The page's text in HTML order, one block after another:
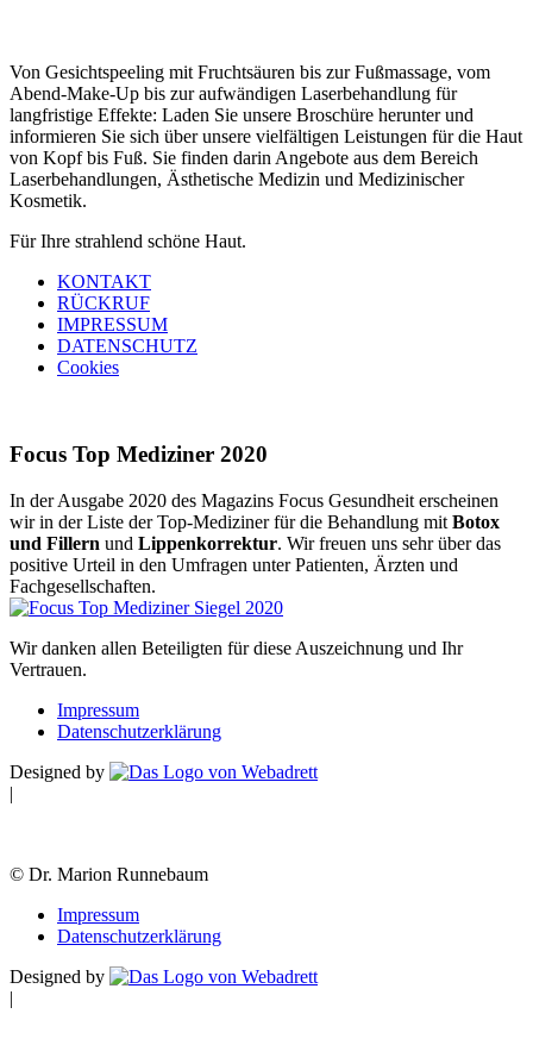
Von Gesichtspeeling mit Fruchtsäuren bis zur Fußmassage, vom
Abend-Make-Up bis zur aufwändigen Laserbehandlung für
langfristige Effekte: Laden Sie unsere Broschüre herunter und
informieren Sie sich über unsere vielfältigen Leistungen für die Haut
von Kopf bis Fuß. Sie finden darin Angebote aus dem Bereich
Laserbehandlungen, Ästhetische Medizin und Medizinischer
Kosmetik.
Für Ihre strahlend schöne Haut.
KONTAKT
RÜCKRUF
IMPRESSUM
DATENSCHUTZ
Cookies
Focus Top Mediziner 2020
In der Ausgabe 2020 des Magazins Focus Gesundheit erscheinen
wir in der Liste der Top-Mediziner für die Behandlung mit Botox
und Fillern und Lippenkorrektur. Wir freuen uns sehr über das
positive Urteil in den Umfragen unter Patienten, Ärzten und
Fachgesellschaften.
Wir danken allen Beteiligten für diese Auszeichnung und Ihr
Vertrauen.
Impressum
Datenschutzerklärung
Designed by
|
© Dr. Marion Runnebaum
Impressum
Datenschutzerklärung
Designed by
|